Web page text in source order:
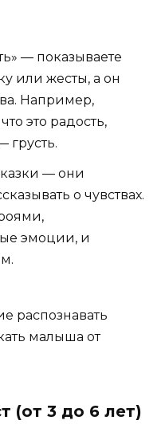
— показываете
или жесты, а он
Например,
это радость,
грусть.
— они
о чувствах.
эмоции, и
распознавать
малыша от
(от 3 до 6 лет)